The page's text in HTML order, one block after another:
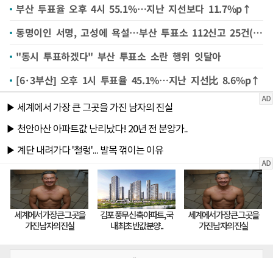
부산 투표율 오후 4시 55.1%…지난 지선보다 11.7%p↑
동명이인 서명, 고성에 욕설…부산 투표소 112신고 25건(종합)
"동시 투표하겠다" 부산 투표소 소란 행위 잇달아
[6·3부산] 오후 1시 투표율 45.1%…지난 지선比 8.6%p↑